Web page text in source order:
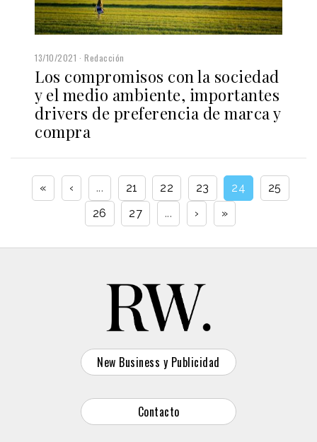
13/10/2021 Redacción
Los compromisos con la sociedad
y el medio ambiente, importantes
drivers de preferencia de marca y
compra
« ‹ ... 21 22 23 24
25
26
27 ... › »
New Business y Publicidad
Contacto